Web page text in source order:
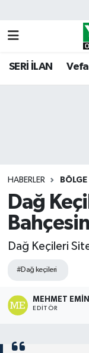
SERİ İLAN
HABERLER BÖLGE
Dağ
Dağ Keçileri
#Dağ keçileri
MEHMET
EDITÖR
Tüm
Son Dakika